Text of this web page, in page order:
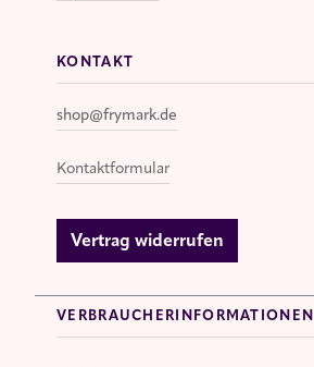
KONTAKT
shop@frymark.de
Kontaktformular
Vertrag widerrufen
VERBRAUCHERINFORMATIONEN